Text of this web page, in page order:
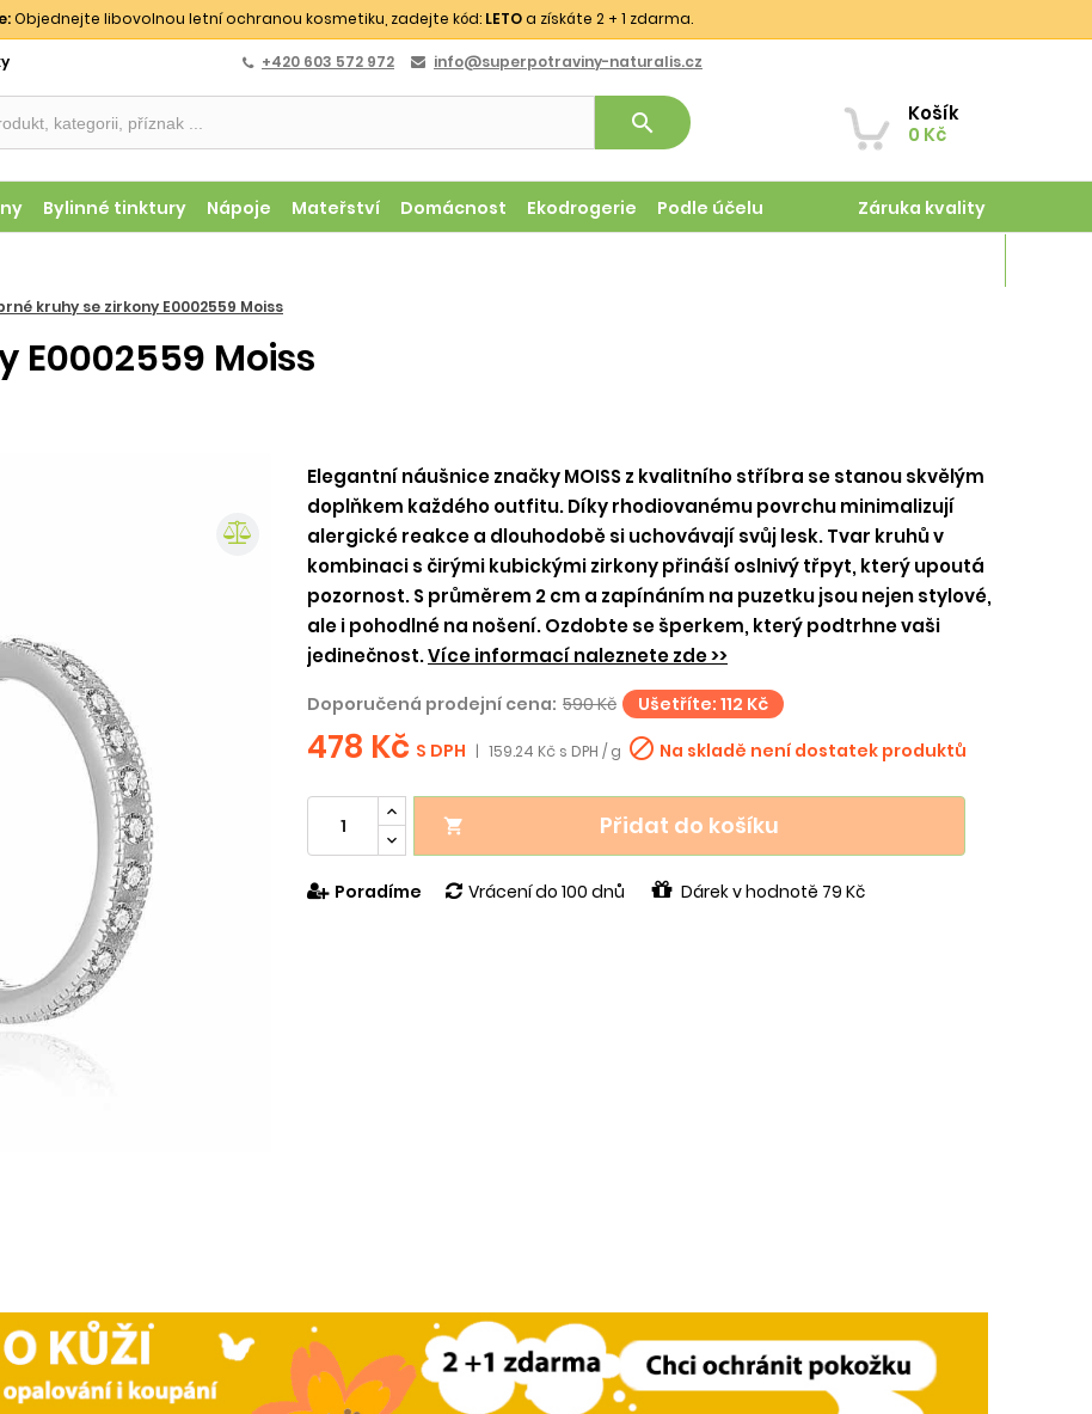
Objednejte libovolnou letní ochranou kosmetiku, zadejte kód: LETOa získáte 2 + 1 zdarma.
+420 603 572 972 info@superpotraviny-naturalis.cz
Košík
0 Kč
search
Bylinné tinktury Nápoje Mateřství Domácnost Ekodrogerie Podle účelu Záruka kvality
kruhy se zirkony E0002559 Moiss
E0002559 Moiss
Elegantní náušnice značky MOISS z kvalitního stříbra se stanou skvělým
doplňkem každého outfitu. Díky rhodiovanému povrchu minimalizují
alergické reakce a dlouhodobě si uchovávají svůj lesk. Tvar kruhů v
kombinaci s čirými kubickými zirkony přináší oslnivý třpyt, který upoutá
pozornost. S průměrem 2 cm a zapínáním na puzetku jsou nejen stylové,
ale i pohodlné na nošení. Ozdobte se šperkem, který podtrhne vaši
jedinečnost.Více informací naleznete zde >>
Doporučená prodejní cena: 590 Kč Ušetříte: 112 Kč
478 Kč S DPH | 159.24 Kč s DPH / g  Na skladě není dostatek produktů
 Přidat do košíku
Poradíme Vrácení do 100 dnů Dárek v hodnotě 79 Kč